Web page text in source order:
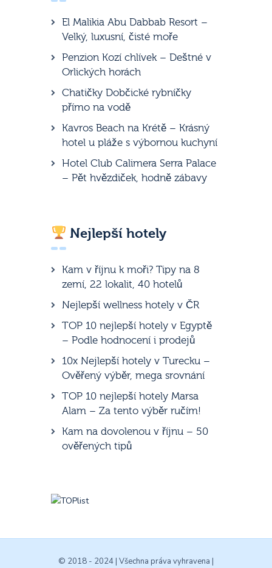
El Malikia Abu Dabbab Resort –
Velký, luxusní, čisté moře
Penzion Kozí chlívek – Deštné v
Orlických horách
Chatičky Dobčické rybníčky
přímo na vodě
Kavros Beach na Krétě – Krásný
hotel u pláže s výbornou kuchyní
Hotel Club Calimera Serra Palace
– Pět hvězdiček, hodně zábavy
Nejlepší hotely
Kam v říjnu k moři? Tipy na 8
zemí, 22 lokalit, 40 hotelů
Nejlepší wellness hotely v ČR
TOP 10 nejlepší hotely v Egyptě
– Podle hodnocení i prodejů
10x Nejlepší hotely v Turecku –
Ověřený výběr, mega srovnání
TOP 10 nejlepší hotely Marsa
Alam – Za tento výběr ručím!
Kam na dovolenou v říjnu – 50
ověřených tipů
© 2018 - 2024 | Všechna práva vyhravena |